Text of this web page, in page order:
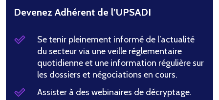
Devenez Adhérent de l’UPSADI
Se tenir pleinement informé de l’actualité
du secteur via une veille réglementaire
quotidienne et une information régulière sur
les dossiers et négociations en cours.
Assister à des webinaires de décryptage.